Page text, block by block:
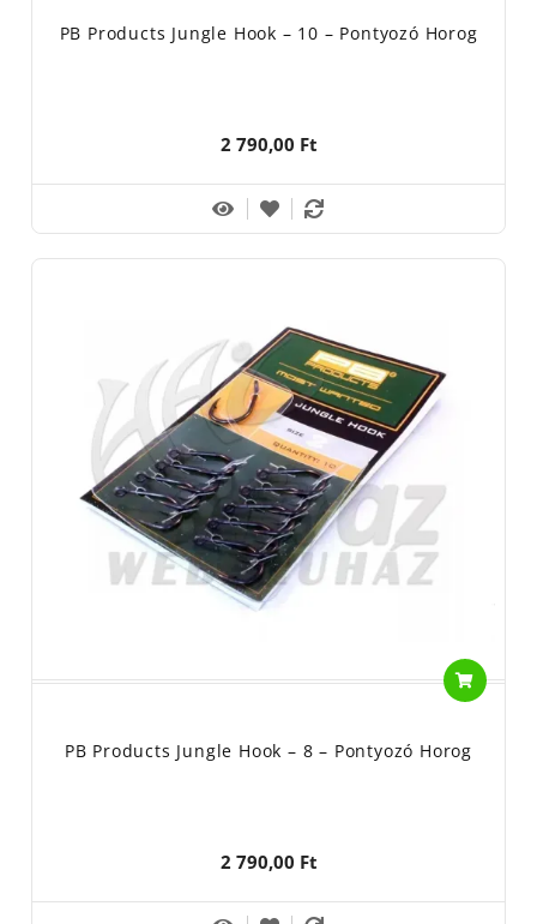
PB Products Jungle Hook – 10 – Pontyozó Horog
2 790,00 Ft
PB Products Jungle Hook – 8 – Pontyozó Horog
2 790,00 Ft